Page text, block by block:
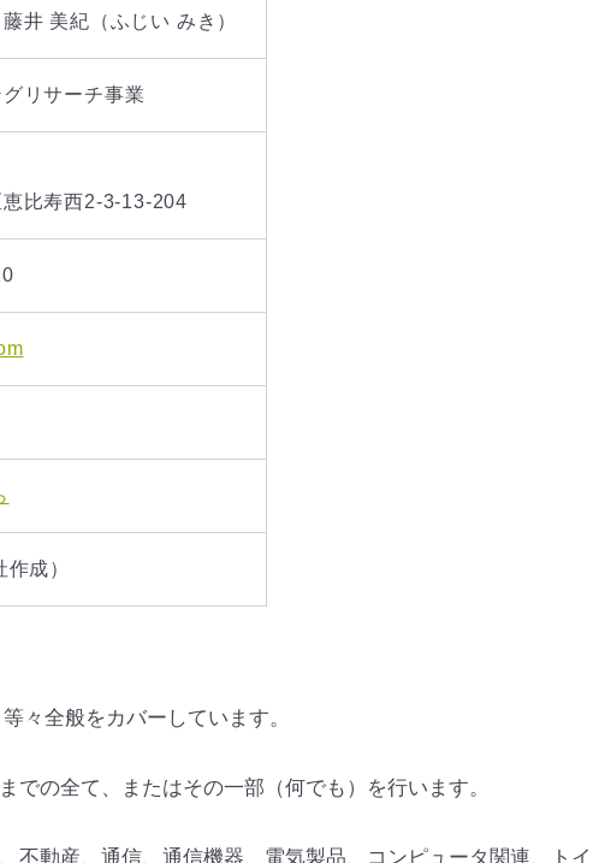
井 美紀（ふじい みき）
リサーチ事業
比寿西2-3-13-204
作成）
々全般をカバーしています。
での全て、またはその一部（何でも）を行います。
不動産、通信、通信機器、電気製品、コンピュータ関連、ト